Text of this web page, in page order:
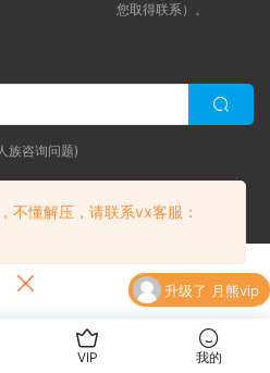
您取得联系）。
族咨询问题)
All Rights Reserved
VIP 我的
不懂解压，请联系vx客服：
升级了 月熊vip
升级了 月熊vip